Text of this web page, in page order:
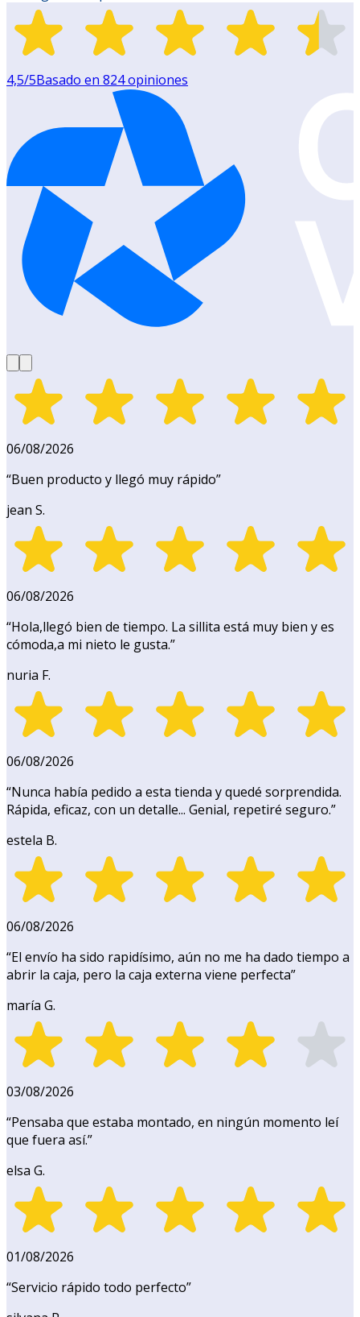
4,5/5Basado en 824opiniones
06/08/2026
“Buen producto y llegó muy rápido”
jean S.
06/08/2026
“Hola,llegó bien de tiempo. La sillita está muy bien y es
cómoda,a mi nieto le gusta.”
nuria F.
06/08/2026
“Nunca había pedido a esta tienda y quedé sorprendida.
Rápida, eficaz, con un detalle... Genial, repetiré seguro.”
estela B.
06/08/2026
“El envío ha sido rapidísimo, aún no me ha dado tiempo a
abrir la caja, pero la caja externa viene perfecta”
maría G.
03/08/2026
“Pensaba que estaba montado, en ningún momento leí
que fuera así.”
elsa G.
01/08/2026
“Servicio rápido todo perfecto”